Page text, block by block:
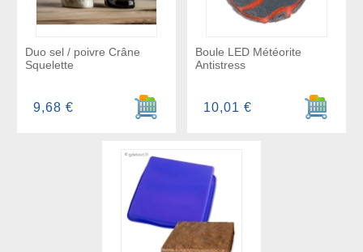
Duo sel / poivre Crâne
Squelette
Ajouter au panier
9,68 €
Boule LED Météorite
Antistress
Ajouter
10,01 €